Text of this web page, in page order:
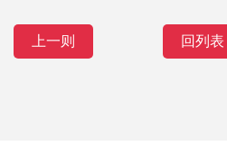
上一则 回列表